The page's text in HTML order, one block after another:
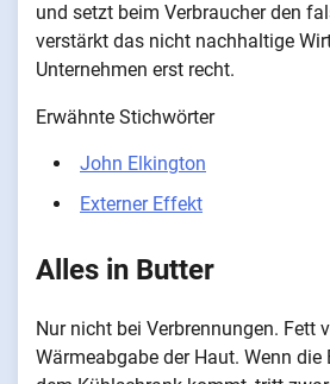
und setzt beim Verbraucher den
verstärkt das nicht nachhaltige
Unternehmen erst recht.
Erwähnte Stichwörter
John Elkington
Externer Effekt
Alles in Butter
Nur nicht bei Verbrennungen. Fett
Wärmeabgabe der Haut. Wenn die